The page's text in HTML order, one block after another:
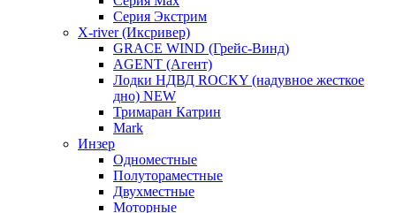
Серия Экстрим
X-river (Иксривер)
GRACE WIND (Грейс-Винд)
AGENT (Агент)
Лодки НДВД ROCKY (надувное жесткое
дно) NEW
Тримаран Катрин
Mark
Инзер
Одноместные
Полутораместные
Двухместные
Моторные